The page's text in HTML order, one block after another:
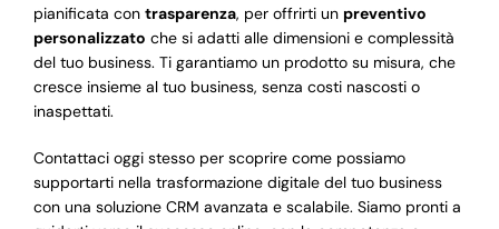
pianificata con trasparenza, per offrirti un preventivo
personalizzato che si adatti alle dimensioni e complessità
del tuo business. Ti garantiamo un prodotto su misura, che
cresce insieme al tuo business, senza costi nascosti o
inaspettati.
Contattaci oggi stesso per scoprire come possiamo
supportarti nella trasformazione digitale del tuo business
con una soluzione CRM avanzata e scalabile. Siamo pronti a